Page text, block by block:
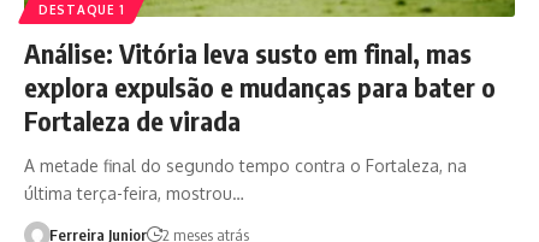
DESTAQUE 1
Análise: Vitória leva susto em final, mas
explora expulsão e mudanças para bater o
Fortaleza de virada
A metade final do segundo tempo contra o Fortaleza, na
última terça-feira, mostrou…
Ferreira Junior 2 meses atrás